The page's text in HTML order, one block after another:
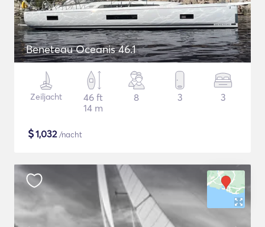
Beneteau Oceanis 46.1
Zeiljacht
46 ft
14 m
8 3 3
$1,032/nacht